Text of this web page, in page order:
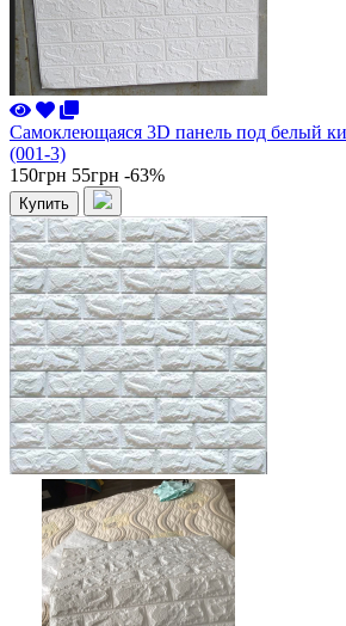
Самоклеющаяся 3D панель под белый
(001-3)
150грн 55грн -63%
Купить